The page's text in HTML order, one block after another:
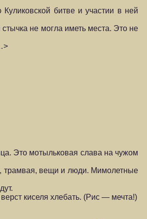
битве и участии в ней
не могла иметь места. Это не
Это мотыльковая слава на чужом
трамвая, вещи и люди. Мимолетные
киселя хлебать. (Рис — мечта!)